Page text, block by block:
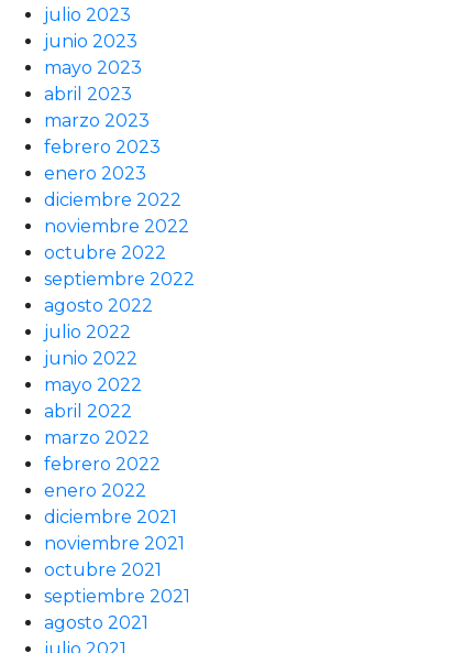
julio 2023
junio 2023
mayo 2023
abril 2023
marzo 2023
febrero 2023
enero 2023
diciembre 2022
noviembre 2022
octubre 2022
septiembre 2022
agosto 2022
julio 2022
junio 2022
mayo 2022
abril 2022
marzo 2022
febrero 2022
enero 2022
diciembre 2021
noviembre 2021
octubre 2021
septiembre 2021
agosto 2021